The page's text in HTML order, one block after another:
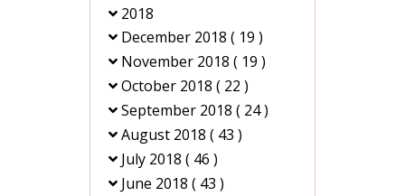
2018
December 2018 ( 19 )
November 2018 ( 19 )
October 2018 ( 22 )
September 2018 ( 24 )
August 2018 ( 43 )
July 2018 ( 46 )
June 2018 ( 43 )